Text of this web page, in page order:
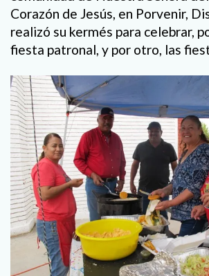
Corazón de Jesús, en Porvenir,
realizó su kermés para celebrar,
fiesta patronal, y por otro, las